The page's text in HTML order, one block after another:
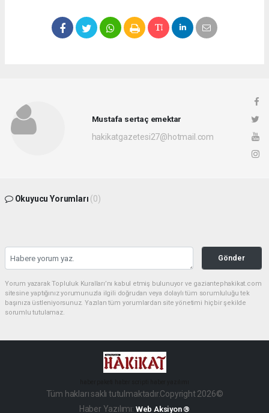
Mustafa sertaç emektar
hakikatgazetesi27@hotmail.com
Okuyucu Yorumları (0)
Gönder
Yorum yazarak Topluluk Kuralları’nı kabul etmiş bulunuyor ve gaziantephakikat.com
sitesine yaptığınız yorumunuzla ilgili doğrudan veya dolaylı tüm sorumluluğu tek
başınıza üstleniyorsunuz. Yazılan tüm yorumlardan site yönetimi hiçbir şekilde
sorumlu tutulamaz.
Tüm hakları saklı tutulmaktadır.Copyright 2026©
Haber Yazılımı: Web Aksiyon ®